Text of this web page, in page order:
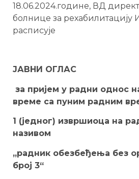
18.06.2024.године, ВД
болнице за рехабилитацију
расписује
ЈАВНИ ОГЛАС
за пријем у радни однос
време са пуним радним
1 (једног) извршиоца на
називом
„радник обезбеђења без
број 3“